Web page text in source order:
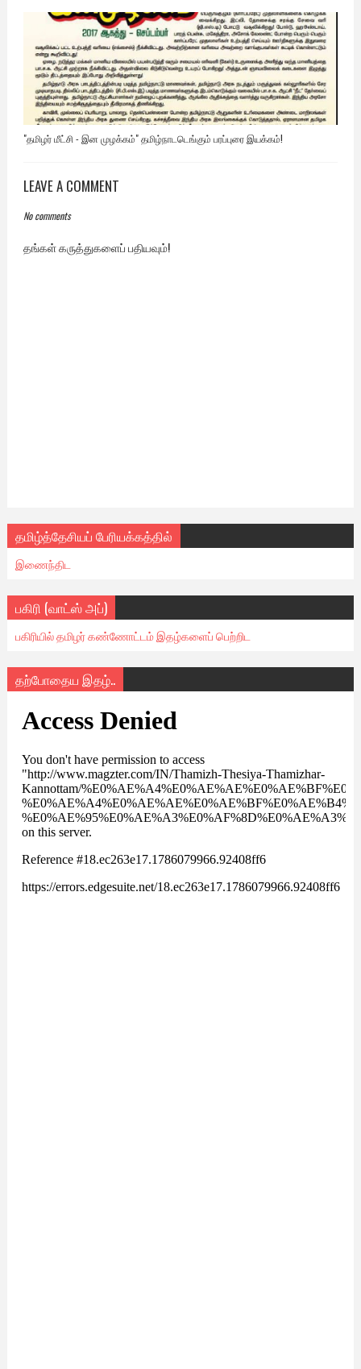
"தமிழர் மீட்சி - இன முழக்கம்" தமிழ்நாடடெங்கும் பரப்புரை இயக்கம்!
LEAVE A COMMENT
No comments
தங்கள் கருத்துகளைப் பதியவும்!
தமிழ்த்தேசியப் பேரியக்கத்தில்
இணைந்திட
பகிரி (வாட்ஸ் அப்)
பகிரியில் தமிழர் கண்ணோட்டம் இதழ்களைப் பெற்றிட
தற்போதைய இதழ்..